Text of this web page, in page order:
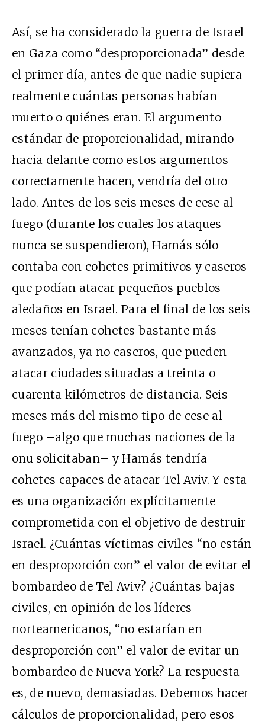
Así, se ha considerado la guerra de Israel
en Gaza como “desproporcionada” desde
el primer día, antes de que nadie supiera
realmente cuántas personas habían
muerto o quiénes eran. El argumento
estándar de proporcionalidad, mirando
hacia delante como estos argumentos
correctamente hacen, vendría del otro
lado. Antes de los seis meses de cese al
fuego (durante los cuales los ataques
nunca se suspendieron), Hamás sólo
contaba con cohetes primitivos y caseros
que podían atacar pequeños pueblos
aledaños en Israel. Para el final de los seis
meses tenían cohetes bastante más
avanzados, ya no caseros, que pueden
atacar ciudades situadas a treinta o
cuarenta kilómetros de distancia. Seis
meses más del mismo tipo de cese al
fuego –algo que muchas naciones de la
onu solicitaban– y Hamás tendría
cohetes capaces de atacar Tel Aviv. Y esta
es una organización explícitamente
comprometida con el objetivo de destruir
Israel. ¿Cuántas víctimas civiles “no están
en desproporción con” el valor de evitar el
bombardeo de Tel Aviv? ¿Cuántas bajas
civiles, en opinión de los líderes
norteamericanos, “no estarían en
desproporción con” el valor de evitar un
bombardeo de Nueva York? La respuesta
es, de nuevo, demasiadas. Debemos hacer
cálculos de proporcionalidad, pero esos